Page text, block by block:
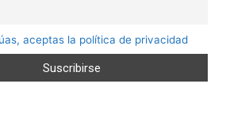
aceptas la política de privacidad